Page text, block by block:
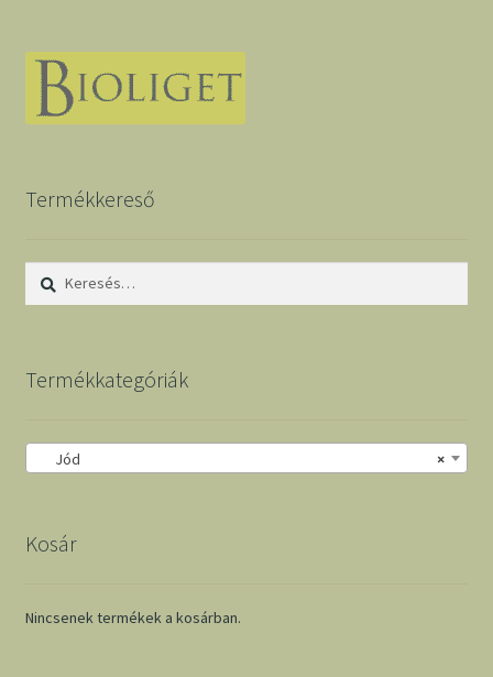
Termékkereső
Keresés:
Termékkategóriák
×
Jód
Kosár
Nincsenek termékek a kosárban.